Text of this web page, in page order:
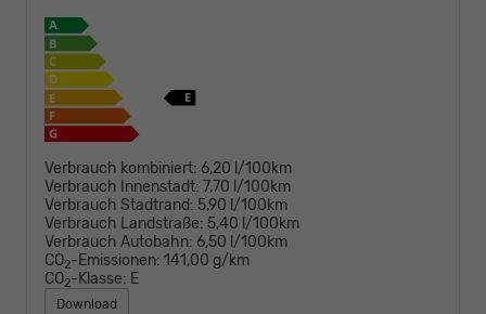
Verbrauch kombiniert: 6,20 l/100km
Verbrauch Innenstadt: 7,70 l/100km
Verbrauch Stadtrand: 5,90 l/100km
Verbrauch Landstraße: 5,40 l/100km
Verbrauch Autobahn: 6,50 l/100km
CO2-Emissionen: 141,00 g/km
CO2-Klasse: E
Download